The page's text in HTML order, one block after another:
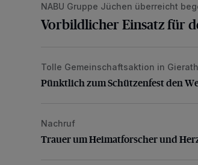
NABU Gruppe Jüchen überreicht
Vorbildlicher Einsatz für
Pünktlich zum Schützenfest den
Tolle Gemeinschaftsaktion in
Pünktlich zum Schützenfest den
Trauer um Heimatforscher und
Nachruf
Trauer um Heimatforscher und